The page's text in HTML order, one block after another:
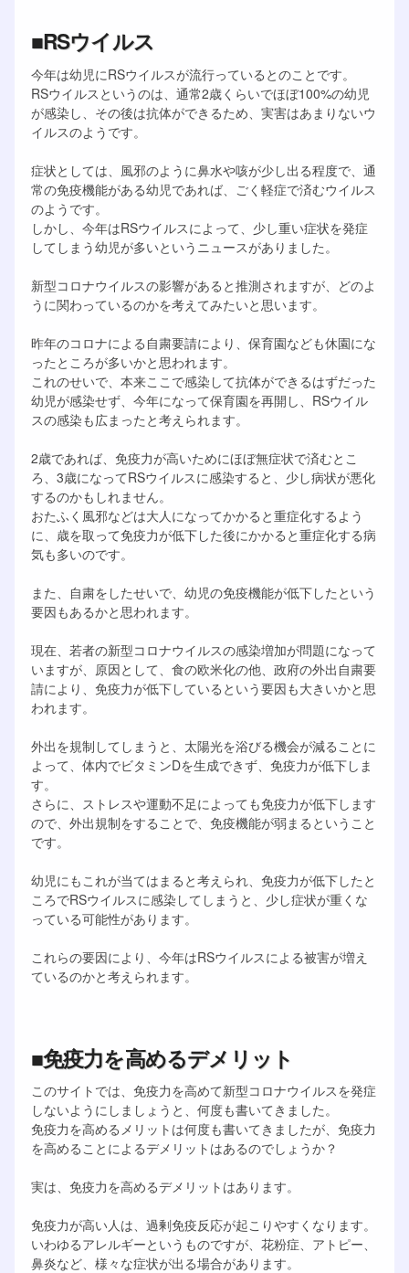
■RSウイルス
今年は幼児にRSウイルスが流行っているとのことです。
RSウイルスというのは、通常2歳くらいでほぼ100%の幼児
が感染し、その後は抗体ができるため、実害はあまりないウ
イルスのようです。
症状としては、風邪のように鼻水や咳が少し出る程度で、通
常の免疫機能がある幼児であれば、ごく軽症で済むウイルス
のようです。
しかし、今年はRSウイルスによって、少し重い症状を発症
してしまう幼児が多いというニュースがありました。
新型コロナウイルスの影響があると推測されますが、どのよ
うに関わっているのかを考えてみたいと思います。
昨年のコロナによる自粛要請により、保育園なども休園にな
ったところが多いかと思われます。
これのせいで、本来ここで感染して抗体ができるはずだった
幼児が感染せず、今年になって保育園を再開し、RSウイル
スの感染も広まったと考えられます。
2歳であれば、免疫力が高いためにほぼ無症状で済むとこ
ろ、3歳になってRSウイルスに感染すると、少し病状が悪化
するのかもしれません。
おたふく風邪などは大人になってかかると重症化するよう
に、歳を取って免疫力が低下した後にかかると重症化する病
気も多いのです。
また、自粛をしたせいで、幼児の免疫機能が低下したという
要因もあるかと思われます。
現在、若者の新型コロナウイルスの感染増加が問題になって
いますが、原因として、食の欧米化の他、政府の外出自粛要
請により、免疫力が低下しているという要因も大きいかと思
われます。
外出を規制してしまうと、太陽光を浴びる機会が減ることに
よって、体内でビタミンDを生成できず、免疫力が低下しま
す。
さらに、ストレスや運動不足によっても免疫力が低下します
ので、外出規制をすることで、免疫機能が弱まるということ
です。
幼児にもこれが当てはまると考えられ、免疫力が低下したと
ころでRSウイルスに感染してしまうと、少し症状が重くな
っている可能性があります。
これらの要因により、今年はRSウイルスによる被害が増え
ているのかと考えられます。
■免疫力を高めるデメリット
このサイトでは、免疫力を高めて新型コロナウイルスを発症
しないようにしましょうと、何度も書いてきました。
免疫力を高めるメリットは何度も書いてきましたが、免疫力
を高めることによるデメリットはあるのでしょうか？
実は、免疫力を高めるデメリットはあります。
免疫力が高い人は、過剰免疫反応が起こりやすくなります。
いわゆるアレルギーというものですが、花粉症、アトピー、
鼻炎など、様々な症状が出る場合があります。